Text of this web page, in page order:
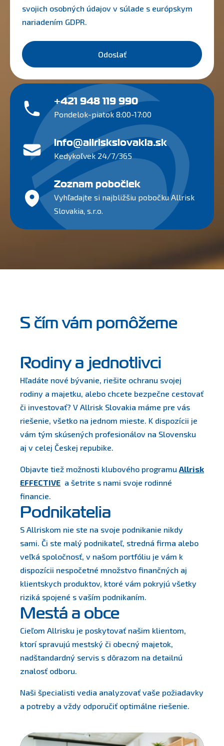
svojich osobných údajov v súlade s európskym
nariadením GDPR.
Odoslať
+421 948 119 990
Pondelok-piatok 8:00-17:00
info@allriskslovakia.sk
Kedykoľvek 24/7/365
Zoznam pobočiek
Vyhľadajte si najbližšiu pobočku Allrisk
Slovakia, s.r.o.
S čím vám pomôžeme
Rodiny a jednotlivci
Hľadáte nové bývanie, riešite ochranu svojej
rodiny a majetku, alebo chcete bezpečne cestovať
či investovať? V Allrisk Slovakia máme pre vás
riešenie, všetko na jednom mieste. K dispozícii je
vám tým skúsených profesionálov na Slovensku
aj v celej Českej repubike.
Objavte tiež možnosti klubového programu Allrisk
EFFECTIVE a šetrite s nami svoje rodinné
financie.
Podnikatelia
S Allriskom nie ste na svoje podnikanie nikdy
sami. Či ste malý podnikateľ, stredná firma alebo
veľká spoločnosť, v našom portfóliu je vám k
dispozícii nespočetné množstvo finančných aj
klientskych produktov, ktoré vám pokryjú všetky
riziká spojené s vaším podnikaním.
Mestá a obce
Cieľom Allrisku je poskytovať našim klientom,
ktorí spravujú mestský či obecný majetok,
nadštandardný servis s dôrazom na detailnú
znalosť odboru.
Naši špecialisti vedia analyzovať vaše požiadavky
a potreby a vždy odporučiť optimálne riešenie.